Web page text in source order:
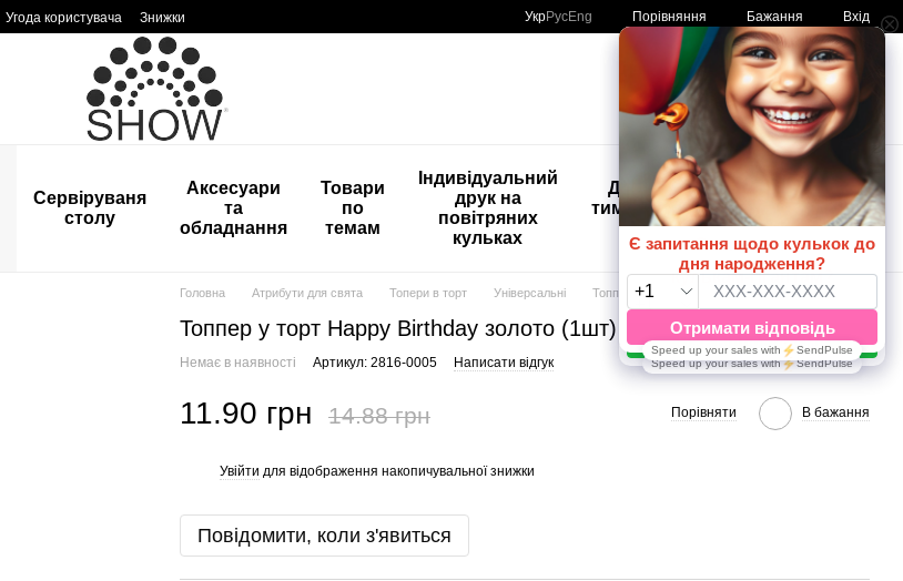
Угода користувача Знижки УкрРусEng Порівняння Бажання Вхід
Мій кошик
Сервіруваня
столу
Аксесуари
та
обладнання
Товари
по
темам
Індивідуальний
друк на
повітряних
кульках
Дитяче
тимчасове
тату
🚨🚨🚨
Розпродаж
Кульки з
друком😀
🎈
Головна Атрибути для свята Топери в торт Універсальні Топпер у торт Happy Birthday золото (1шт) 16 см
Топпер у торт Happy Birthday золото (1шт) 16 см
Немає в наявності Артикул: 2816-0005 Написати відгук
11.90 грн 14.88 грн Порівняти В бажання
Увійти для відображення накопичувальної знижки
Повідомити, коли з'явиться